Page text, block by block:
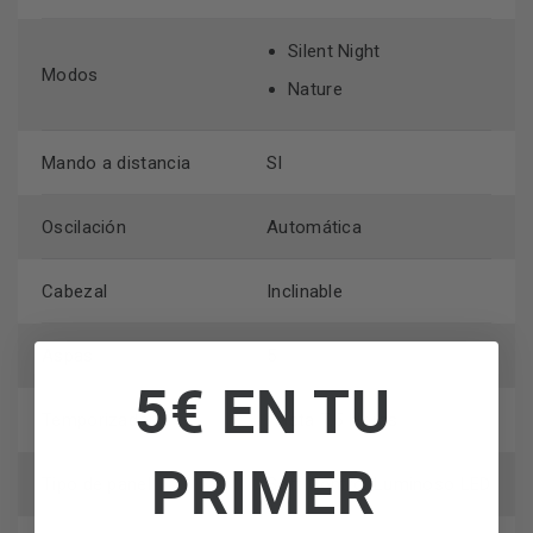
Modos
Silent Night
Nature
Mando a distancia SI
Oscilación Automática
Cabezal Inclinable
Temporizador Hasta 7,5 Horas
Soft Control Luminoso LED
5€ EN TU
PRIMER